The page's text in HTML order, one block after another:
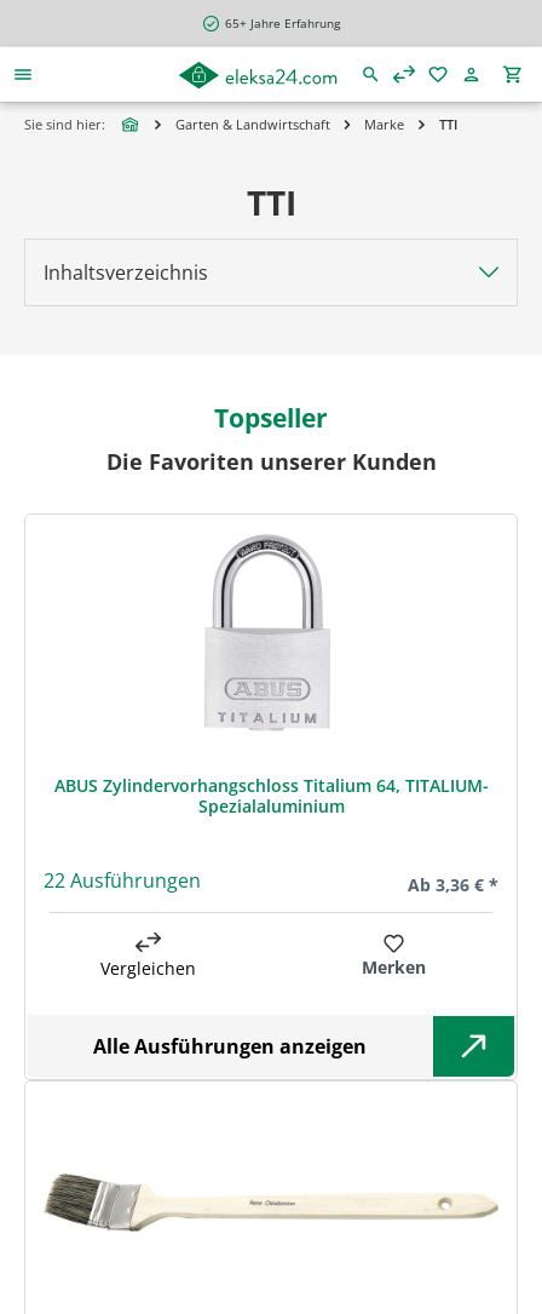
65+ Jahre Erfahrung
Sie sind hier: Garten & Landwirtschaft Marke TTI
Inhaltsverzeichnis
TTI
Topseller
Die Favoriten unserer Kunden
ABUS Zylindervorhangschloss Titalium 64, TITALIUM-
Spezialaluminium
22 Ausführungen Regulärer Preis:
Ab 3,36 € *
Vergleichen Merken
Alle Ausführungen anzeigen